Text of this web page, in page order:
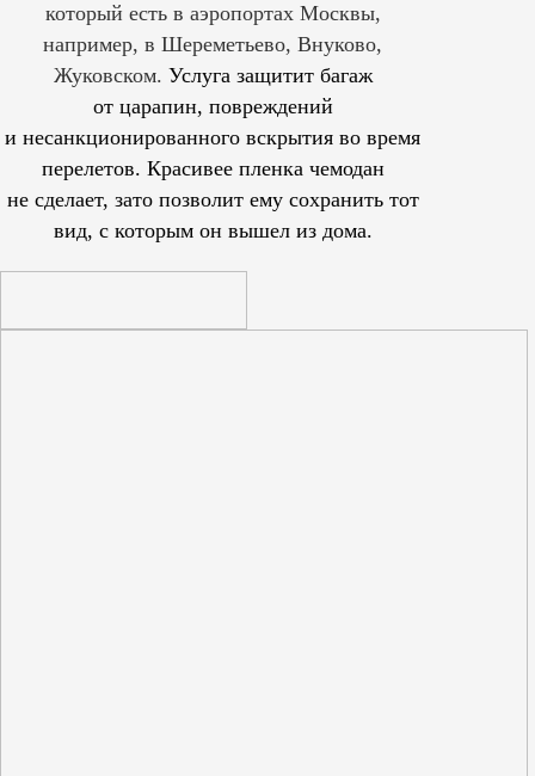
который есть в аэропортах Москвы,
например, в Шереметьево, Внуково,
Жуковском. Услуга защитит багаж
от царапин, повреждений
и несанкционированного вскрытия во время
перелетов. Красивее пленка чемодан
не сделает, зато позволит ему сохранить тот
вид, с которым он вышел из дома.